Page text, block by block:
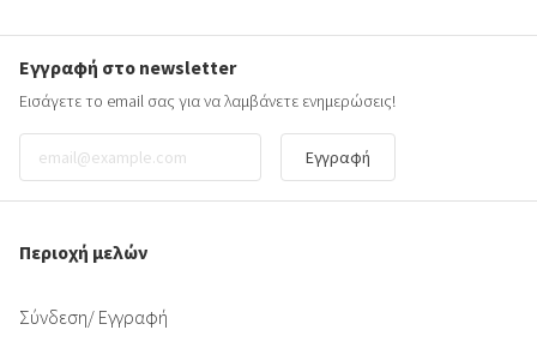
Εγγραφή στο newsletter
Εισάγετε το email σας για να λαμβάνετε ενημερώσεις!
Εγγραφή
Περιοχή μελών
Σύνδεση/ Εγγραφή